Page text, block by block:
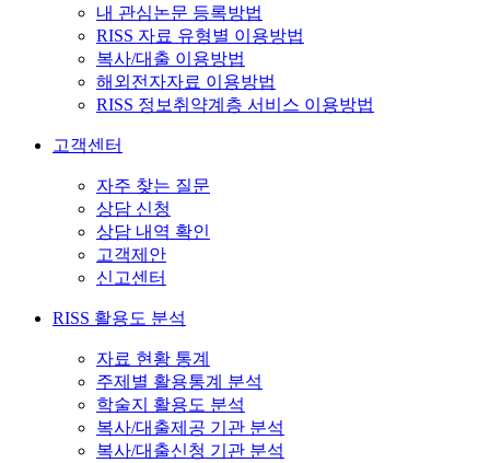
내 관심논문 등록방법
RISS 자료 유형별 이용방법
복사/대출 이용방법
해외전자자료 이용방법
RISS 정보취약계층 서비스 이용방법
고객센터
자주 찾는 질문
상담 신청
상담 내역 확인
고객제안
신고센터
RISS 활용도 분석
자료 현황 통계
주제별 활용통계 분석
학술지 활용도 분석
복사/대출제공 기관 분석
복사/대출신청 기관 분석